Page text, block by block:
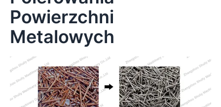
Powierzchni
Metalowych